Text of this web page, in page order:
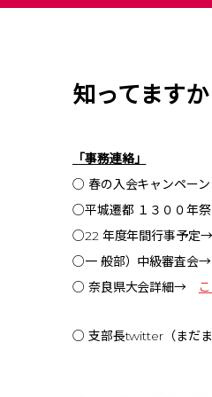
知ってます
「事務連絡」
○ 春の入会キャンペーン
○平城遷都 １３００年
○22 年度年間行事予定
○一 般部）中級審査会→
○ 奈良県大会詳細→
○ 支部長twitter（まだ